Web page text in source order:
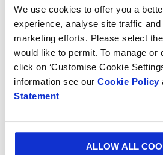
We use cookies to offer you a
experience, analyse site traffic
marketing efforts. Please select
would like to permit. To manage or
click on ‘Customise Cookie
information see our Cookie Policy
Statement
ALLOW ALL
financieros en las empresas de
bursátil.
Hoy en día, Extel es la principal
independiente de la calidad en el
inversión en renta variable. Con
ampliamente reconocida en los
proporciona información valiosa